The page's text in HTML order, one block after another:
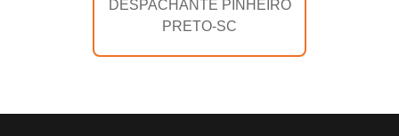
DESPACHANTE PINHEIRO
PRETO-SC